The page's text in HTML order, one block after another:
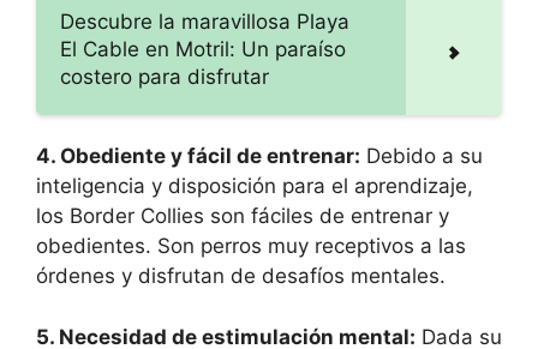
Descubre la maravillosa Playa
El Cable en Motril: Un paraíso
costero para disfrutar
4. Obediente y fácil de entrenar: Debido a su
inteligencia y disposición para el aprendizaje,
los Border Collies son fáciles de entrenar y
obedientes. Son perros muy receptivos a las
órdenes y disfrutan de desafíos mentales.
5. Necesidad de estimulación mental: Dada su